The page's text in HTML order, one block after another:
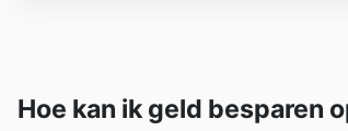
Hoe kan ik geld besparen